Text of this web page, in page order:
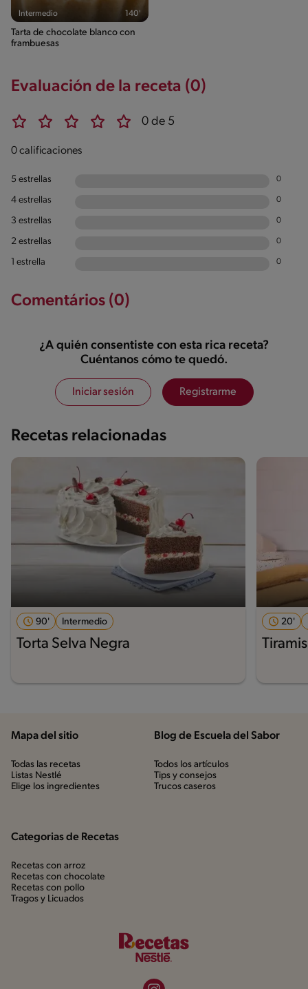
Intermedio 140'
Tarta de chocolate blanco con
frambuesas
Evaluación de la receta (0)
0 de 5
0 calificaciones
5 estrellas 0
4 estrellas 0
3 estrellas 0
2 estrellas 0
1 estrella 0
Comentários (0)
¿A quién consentiste con esta rica receta?
Cuéntanos cómo te quedó.
Iniciar sesión Registrarme
Recetas relacionadas
90' Intermedio
Torta Selva Negra
20'
Mapa del sitio
Todas las recetas
Listas Nestlé
Elige los ingredientes
Blog de Escuela del Sabor
Todos los artículos
Tips y consejos
Trucos caseros
Categorias de Recetas
Recetas con arroz
Recetas con chocolate
Recetas con pollo
Tragos y Licuados